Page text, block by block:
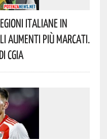
Italiane In
Aumenti Più Marcati.
CGIA